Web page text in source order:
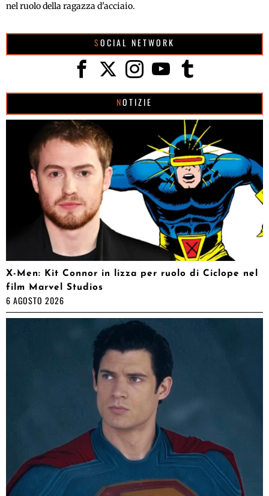
nel ruolo della ragazza d'acciaio.
SOCIAL NETWORK
NOTIZIE
X-Men: Kit Connor in lizza per ruolo di Ciclope nel
film Marvel Studios
6 AGOSTO 2026